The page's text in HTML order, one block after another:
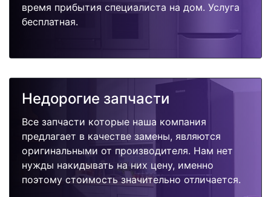
время прибытия специалиста на дом. Услуга
бесплатная.
Недорогие запчасти
Все запчасти которые наша компания
предлагает в качестве замены, являются
оригинальными от производителя. Нам нет
нужды накидывать на них цену, именно
поэтому стоимость значительно отличается.